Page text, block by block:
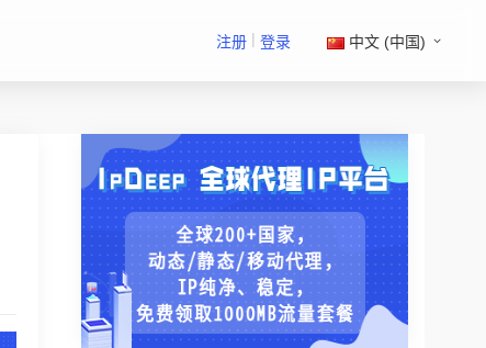
注册 | 登录 中文 (中国)